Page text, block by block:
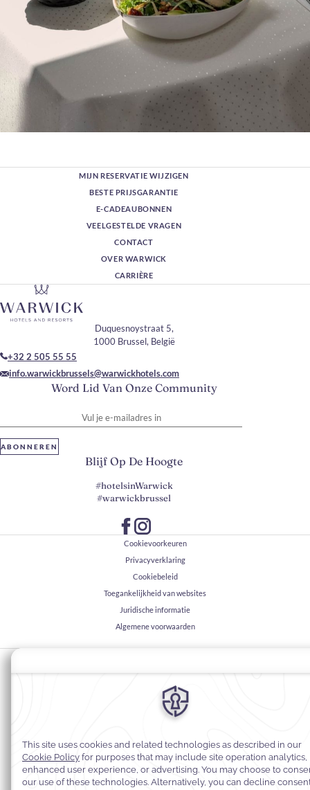
MIJN RESERVATIE WIJZIGEN
BESTE PRIJSGARANTIE
E-CADEAUBONNEN
VEELGESTELDE VRAGEN
CONTACT
OVER WARWICK
CARRIÈRE
Word Lid Van Onze Community
ABONNEREN
Duquesnoystraat 5,
1000 Brussel, België
+32 2 505 55 55
info.warwickbrussels@warwickhotels.com
Blijf Op De Hoogte
#hotelsinWarwick
#warwickbrussel
Cookievoorkeuren
Privacyverklaring
Cookiebeleid
Toegankelijkheid van websites
Juridische informatie
Algemene voorwaarden